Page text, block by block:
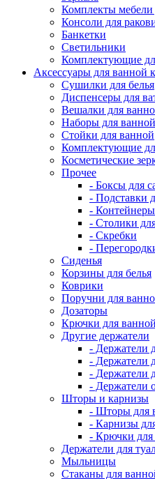
Комплекты
Консоли для
Банкетки
Светильники
Комплектующие
Аксессуары для ванной
Сушилки для белья
Диспенсеры для
Вешалки для
Наборы для ванной
Стойки для ванной
Комплектующие
Косметические
Прочее
- Боксы для
- Подставки
-
- Столики
- Скребки
-
Сиденья
Корзины для белья
Коврики
Поручни для
Дозаторы
Крючки для ванной
Другие держатели
- Держатели
- Держатели
- Держатели
- Держатели
Шторы и карнизы
- Шторы для
- Карнизы
- Крючки
Держатели для
Мыльницы
Стаканы для